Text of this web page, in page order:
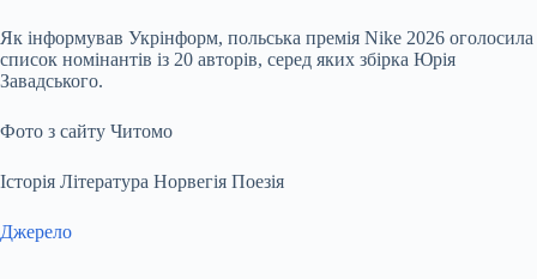
Як інформував Укрінформ, польська премія Nike 2026 оголосила
список номінантів із 20 авторів, серед яких збірка Юрія
Завадського.
Фото з сайту Читомо
Історія Література Норвегія Поезія
Джерело